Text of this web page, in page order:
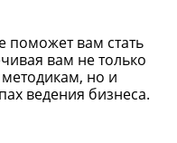
поможет вам стать
вам не только
но и
ведения бизнеса.